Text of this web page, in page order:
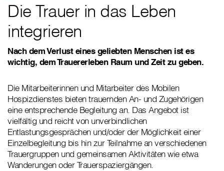
Die Trauer in das Leben
integrieren
Nach dem Verlust eines geliebten Menschen ist es
wichtig, dem Trauererleben Raum und Zeit zu geben.
Die Mitarbeiterinnen und Mitarbeiter des Mobilen
Hospizdienstes bieten trauernden An- und Zugehörigen
eine entsprechende Begleitung an. Das Angebot ist
vielfältig und reicht von unverbindlichen
Entlastungsgesprächen und/oder der Möglichkeit einer
Einzelbegleitung bis hin zur Teilnahme an verschiedenen
Trauergruppen und gemeinsamen Aktivitäten wie etwa
Wanderungen oder Trauerspaziergängen.